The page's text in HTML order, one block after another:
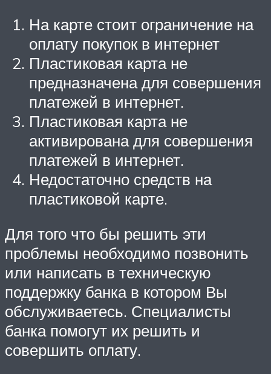
На карте стоит ограничение на
оплату покупок в интернет
Пластиковая карта не
предназначена для совершения
платежей в интернет.
Пластиковая карта не
активирована для совершения
платежей в интернет.
Недостаточно средств на
пластиковой карте.
Для того что бы решить эти
проблемы необходимо позвонить
или написать в техническую
поддержку банка в котором Вы
обслуживаетесь. Специалисты
банка помогут их решить и
совершить оплату.